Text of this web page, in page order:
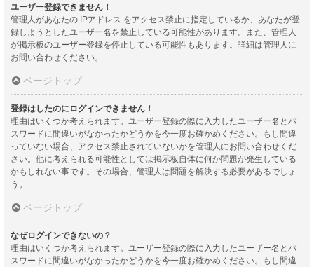
ユーザー登録できません！
管理人があなたの IPアドレス をアクセス禁止に指定しているか、あなたが登
録しようとしたユーザー名を禁止している可能性があります。また、管理人
が掲示板のユーザー登録を停止している可能性もあります。詳細は管理人に
お問い合わせください。
ページトップ
登録はしたのにログインできません！
理由はいくつか考えられます。ユーザー登録の際に入力したユーザー名とパ
スワードに間違いがなかったかどうかを今一度お確かめください。もし間違
っていない場合、アクセス禁止されていないかを管理人にお問い合わせくだ
さい。他に考えられる可能性としては掲示板自体に何か問題が発生している
かもしれない事です。その場合、管理人は問題を解決する必要があるでしょ
う。
ページトップ
なぜログインできないの？
理由はいくつか考えられます。ユーザー登録の際に入力したユーザー名とパ
スワードに間違いがなかったかどうかを今一度お確かめください。もし間違